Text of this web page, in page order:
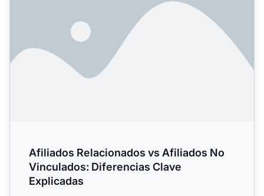
Afiliados Relacionados vs Afiliados No
Vinculados: Diferencias Clave
Explicadas